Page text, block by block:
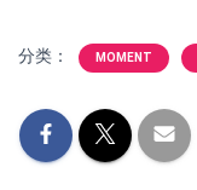
分类： MOMENT